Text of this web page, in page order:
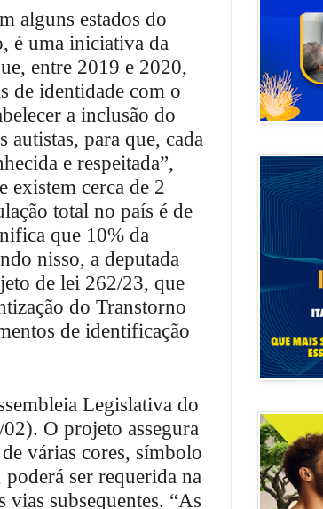
alguns estados do
é uma iniciativa da
entre 2019 e 2020,
de identidade com o
a inclusão do
para que, cada
e respeitada”,
existem cerca de 2
total no país é de
que 10% da
nisso, a deputada
de lei 262/23, que
do Transtorno
de identificação
Legislativa do
O projeto assegura
várias cores, símbolo
ser requerida na
subsequentes. “As